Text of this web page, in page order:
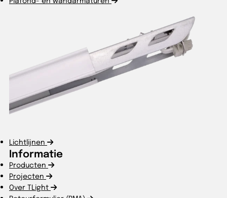
Lichtlijnen
Informatie
Producten
Projecten
Over TLight